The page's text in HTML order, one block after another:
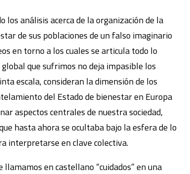
los análisis acerca de la organización de la
de sus poblaciones de un falso imaginario
en torno a los cuales se articula todo lo
que sufrimos no deja impasible los
escala, consideran la dimensión de los
del Estado de bienestar en Europa
aspectos centrales de nuestra sociedad,
hasta ahora se ocultaba bajo la esfera de lo
interpretarse en clave colectiva.
en castellano “cuidados” en una